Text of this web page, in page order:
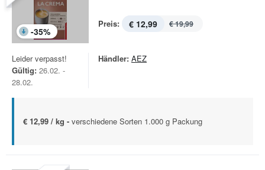
-35%
Preis: € 12,99 € 19,99
Leider verpasst!
Gültig: 26.02. -
28.02.
Händler: AEZ
€ 12,99 / kg - verschiedene Sorten 1.000 g Packung